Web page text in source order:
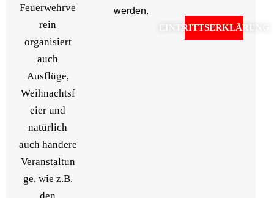
Feuerwehrve
rein
organisiert
auch
Ausflüge,
Weihnachtsf
eier und
natürlich
auch handere
Veranstaltun
ge, wie z.B.
den
werden.
EINTRITTSERKLÄRUNG